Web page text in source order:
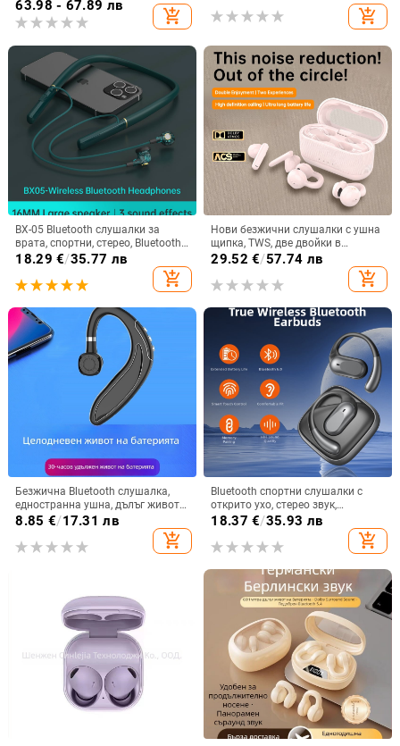
63.98 - 67.89 лв
add_shopping_cart add_shopping_cart
BX-05 Bluetooth слушалки за
врата, спортни, стерео, Bluetooth
5.0, обхват 10 м, живот на
18.29 €/35.77 лв
add_shopping_cart
Нови безжични слушалки с ушна
щипка, TWS, две двойки в
комплект, Bluetooth
29.52 €/57.74 лв
add_shopping_cart
Безжична Bluetooth слушалка,
едностранна ушна, дълъг живот
на батерията, Bluetooth 5.3,
водоустойчива, обхват 15 m,
спортен стил
8.85 €/17.31 лв
add_shopping_cart
Bluetooth спортни слушалки с
открито ухо, стерео звук,
Bluetooth 5.4, обхват до 10 м,
18.37 €/35.93 лв
add_shopping_cart